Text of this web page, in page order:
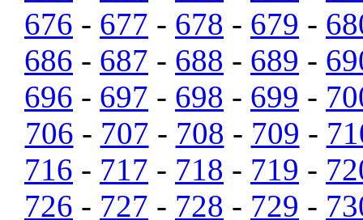
676 - 677 - 678 - 679 -
686 - 687 - 688 - 689 -
696 - 697 - 698 - 699 -
706 - 707 - 708 - 709 -
716 - 717 - 718 - 719 -
726 - 727 - 728 - 729 -